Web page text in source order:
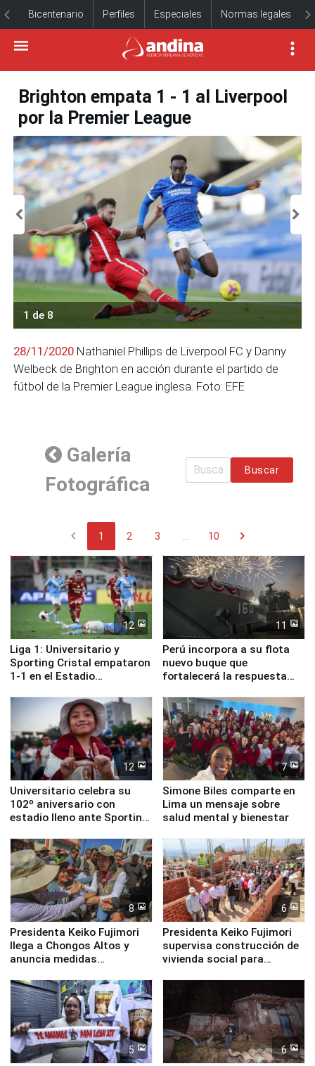
Bicentenario Perfiles Especiales Normas legales
Brighton empata 1 - 1 al Liverpool
por la Premier League
1 de 8
28/11/2020 Nathaniel Phillips de Liverpool FC y Danny
Welbeck de Brighton en acción durante el partido de
fútbol de la Premier League inglesa. Foto: EFE
Galería
Fotográfica
Buscar
chevron_left 1 2 3 10 chevron_right
12
Liga 1: Universitario y
Sporting Cristal empataron
1-1 en el Estadio
11
Perú incorpora a su flota
nuevo buque que
fortalecerá la respuesta
12
Universitario celebra su
102º aniversario con
estadio lleno ante Sporting
7
Simone Biles comparte en
Lima un mensaje sobre
salud mental y bienestar
8
Presidenta Keiko Fujimori
llega a Chongos Altos y
anuncia medidas
educación, salud y empleo
6
Presidenta Keiko Fujimori
supervisa construcción de
vivienda social para
5 6